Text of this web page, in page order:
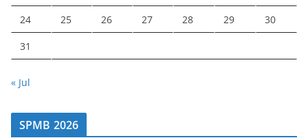
24 25 26 27 28 29 30
31
« Jul
SPMB 2026